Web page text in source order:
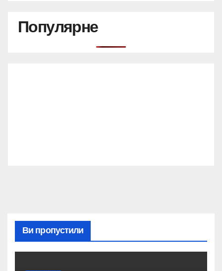
Популярне
Ви пропустили